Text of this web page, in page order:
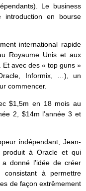
Le business
introduction en bourse
international rapide
Royaume Unis et aux
Et avec des « top guns »
Informix, …), un
commencer.
$1,5m en 18 mois au
2, $14m l’année 3 et
indépendant, Jean-
produit à Oracle et qui
donné l’idée de créer
consistant à permettre
de façon extrêmement